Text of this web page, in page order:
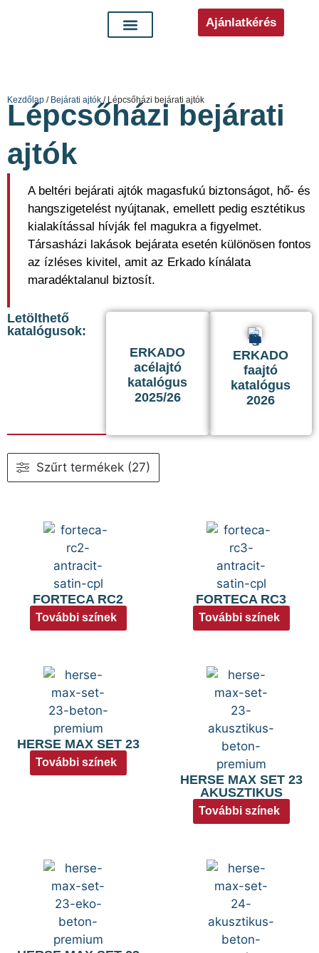
Ajánlatkérés
Kezdőlap / Bejárati ajtók / Lépcsőházi bejárati ajtók
Lépcsőházi bejárati
ajtók
A beltéri bejárati ajtók magasfukú biztonságot, hő- és
hangszigetelést nyújtanak, emellett pedig esztétikus
kialakítással hívják fel magukra a figyelmet.
Társasházi lakások bejárata esetén különösen fontos
az ízléses kivitel, amit az Erkado kínálata
maradéktalanul biztosít.
Letölthető
katalógusok:
ERKADO
acélajtó
katalógus
2025/26
ERKADO
faajtó
katalógus
2026
Szűrt termékek (27)
FORTECA RC2
További színek
FORTECA RC3
További színek
HERSE MAX SET 23
További színek
HERSE MAX SET 23
AKUSZTIKUS
További színek